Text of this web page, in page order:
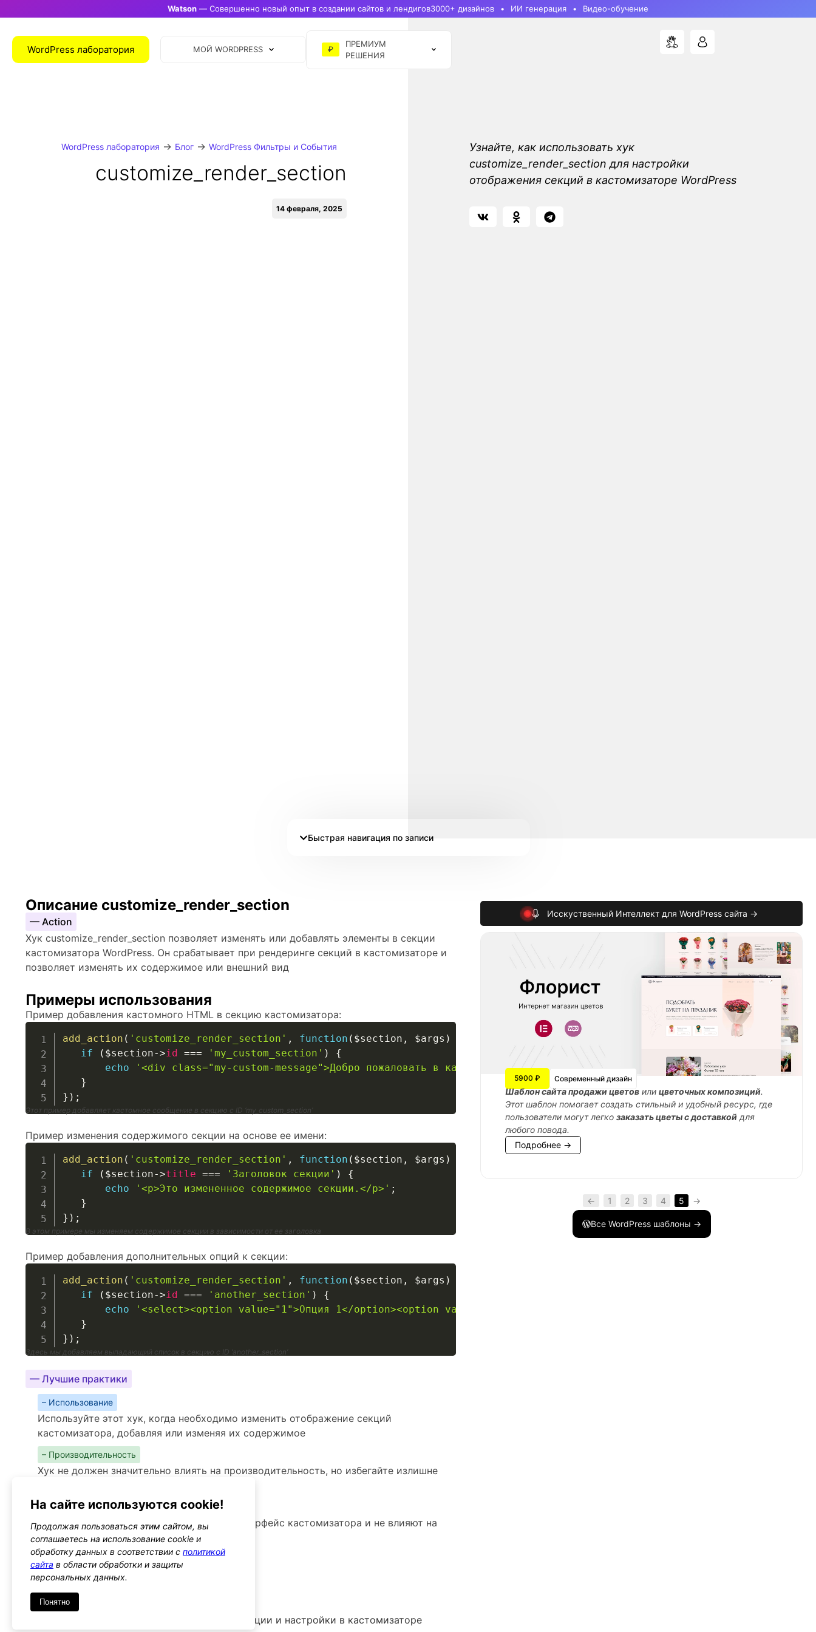
Watson — Совершенно новый опыт в создании сайтов и лендигов3000+ дизайнов ИИ генерация Видео-обучение
WordPress лаборатория МОЙ WORDPRESS ₽
ПРЕМИУМ
РЕШЕНИЯ
WordPress лаборатория → Блог→ WordPress Фильтры и События
customize_render_section
14 февраля, 2025
Узнайте, как использовать хук
customize_render_section для настройки
отображения секций в кастомизаторе WordPress
Быстрая навигация по записи
Описание customize_render_section
— Action
Хук customize_render_section позволяет изменять или добавлять элементы в секции
кастомизатора WordPress. Он срабатывает при рендеринге секций в кастомизаторе и
позволяет изменять их содержимое или внешний вид
Примеры использования
Пример добавления кастомного HTML в секцию кастомизатора:
add_action ( 'customize_render_section' , function ( $section , $args )
if
( $section->id === 'my_custom_section' )
{
echo
'<div class="my-custom-message">Добро пожаловать в кастомизатор!</div>'
}
} ) ;
Этот пример добавляет кастомное сообщение в секцию с ID ‘my_custom_section’
Пример изменения содержимого секции на основе ее имени:
add_action ( 'customize_render_section' , function ( $section , $args )
if
( $section->title === 'Заголовок секции' )
{
echo
'<p>Это измененное содержимое секции.</p>' ;
}
} ) ;
В этом примере мы изменяем содержимое секции в зависимости от ее заголовка
Пример добавления дополнительных опций к секции:
add_action ( 'customize_render_section' , function ( $section , $args )
if
( $section->id === 'another_section' )
{
echo
'<select><option value="1">Опция 1</option><option value="2">Опция 2</option></select>'
}
} ) ;
Здесь мы добавляем выпадающий список в секцию с ID ‘another_section’
— Лучшие практики
– Использование
Используйте этот хук, когда необходимо изменить отображение секций
кастомизатора, добавляя или изменяя их содержимое
– Производительность
Хук не должен значительно влиять на производительность, но избегайте излишне
– Предупреждения
Убедитесь, что изменения не нарушают интерфейс кастомизатора и не влияют на
пользовательский опыт
Альтернативы
customize_register
Тип: action
Этот хук позволяет регистрировать новые секции и настройки в кастомизаторе
Исскуственный Интеллект для WordPress сайта →
5900 ₽ Современный дизайн
Шаблон сайта продажи цветов илицветочных композиций.
Этот шаблон помогает создать стильный и удобный ресурс, где
пользователи могут легкозаказать цветы с доставкойдля
любого повода.
Подробнее →
← 1 2 3 4 5 →
Все WordPress шаблоны →
На сайте используются cookie!
Продолжая пользоваться этим сайтом, вы
соглашаетесь на использование cookie и
обработку данных в соответствии с политикой
сайта в области обработки и защиты
персональных данных.
Понятно